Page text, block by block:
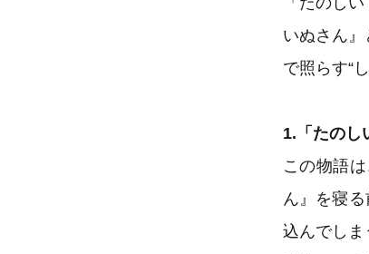
いぬさん
で照らす“
1.「たのし
この物語
ん』を寝
込んでし